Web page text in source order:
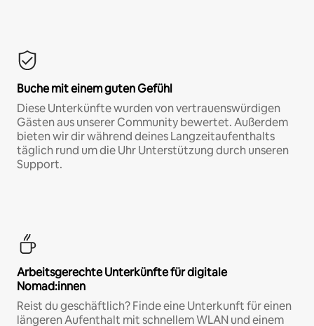
Buche mit einem guten Gefühl
Diese Unterkünfte wurden von vertrauenswürdigen
Gästen aus unserer Community bewertet. Außerdem
bieten wir dir während deines Langzeitaufenthalts
täglich rund um die Uhr Unterstützung durch unseren
Support.
Arbeitsgerechte Unterkünfte für digitale
Nomad:innen
Reist du geschäftlich? Finde eine Unterkunft für einen
längeren Aufenthalt mit schnellem WLAN und einem